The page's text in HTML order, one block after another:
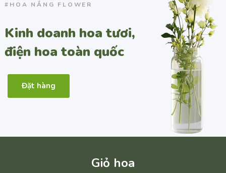
Đặt hàng
#HOA NẮNG FLOWER
Kinh doanh hoa tươi,
điện hoa toàn quốc
Giỏ hoa